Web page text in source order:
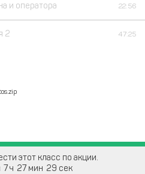
и оператора 22:56
2 47:25
этот класс по акции.
7 27 28